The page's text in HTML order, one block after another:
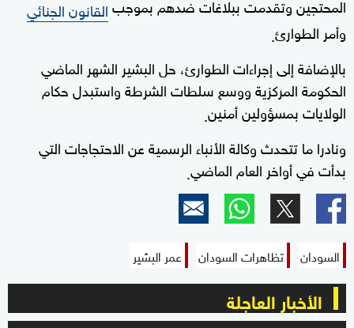
المحتجين وتقدمت ببلاغات ضدهم بموجبالقانون الجنائي
وأمر الطوارئ.
بالإضافة إلى إجراءات الطوارئ، حل البشير الشهر الماضي
الحكومة المركزية ووسع سلطات الشرطة واستبدل حكام
الولايات بمسؤولين أمنين.
ونادرا ما تتحدث وكالة الأنباء الرسمية عن الاحتجاجات التي
بدأت في أواخر العام الماضي.
السودان تظاهرات السودان عمر البشير
الأخبار العاجلة